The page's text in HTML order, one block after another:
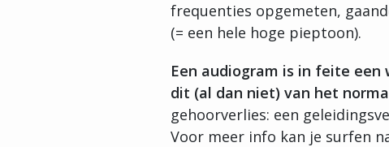
frequenties opgemeten,
(= een hele hoge pieptoon).
Een audiogram is in feite
dit (al dan niet) van het
gehoorverlies: een
Voor meer info kan je surfen